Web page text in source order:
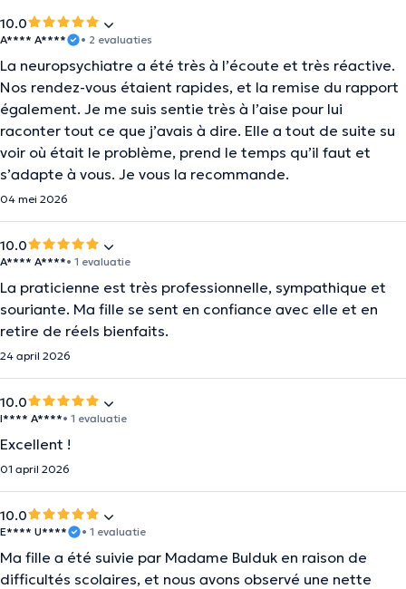
10.0
A**** A**** • 2 evaluaties
La neuropsychiatre a été très à l’écoute et très réactive.
Nos rendez-vous étaient rapides, et la remise du rapport
également. Je me suis sentie très à l’aise pour lui
raconter tout ce que j’avais à dire. Elle a tout de suite su
voir où était le problème, prend le temps qu’il faut et
s’adapte à vous. Je vous la recommande.
04 mei 2026
10.0
A**** A****• 1 evaluatie
La praticienne est très professionnelle, sympathique et
souriante. Ma fille se sent en confiance avec elle et en
retire de réels bienfaits.
24 april 2026
10.0
I**** A****• 1 evaluatie
Excellent !
01 april 2026
10.0
E**** U**** • 1 evaluatie
Ma fille a été suivie par Madame Bulduk en raison de
difficultés scolaires, et nous avons observé une nette